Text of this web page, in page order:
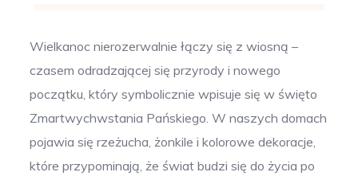
Wielkanoc nierozerwalnie łączy się z wiosną –
czasem odradzającej się przyrody i nowego
początku, który symbolicznie wpisuje się w święto
Zmartwychwstania Pańskiego. W naszych domach
pojawia się rzeżucha, żonkile i kolorowe dekoracje,
które przypominają, że świat budzi się do życia po